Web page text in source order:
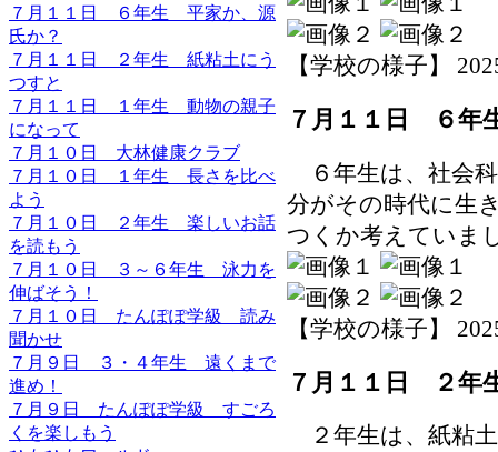
７月１１日 ６年生 平家か、源
氏か？
７月１１日 ２年生 紙粘土にう
つすと
７月１１日 １年生 動物の親子
になって
７月１０日 大林健康クラブ
７月１０日 １年生 長さを比べ
よう
７月１０日 ２年生 楽しいお話
を読もう
７月１０日 ３～６年生 泳力を
伸ばそう！
７月１０日 たんぽぽ学級 読み
聞かせ
７月９日 ３・４年生 遠くまで
進め！
７月９日 たんぽぽ学級 すごろ
くを楽しもう
【学校の様子】
７月１１日 ６年
６年生は、社会
分がその時代に生
つくか考えていま
【学校の様子】
７月１１日 ２年
２年生は、紙粘